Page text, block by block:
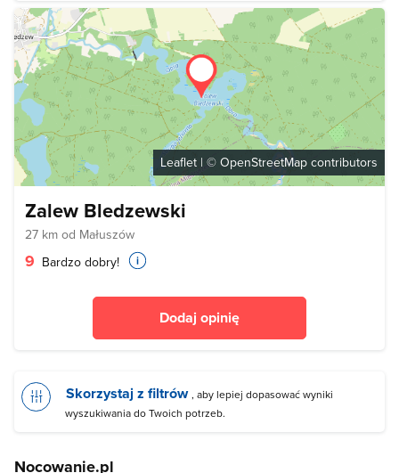
Leaflet | © OpenStreetMap contributors
Zalew Bledzewski
27 km od Małuszów
9 Bardzo dobry!
Dodaj opinię
Skorzystaj z filtrów , aby lepiej dopasować wyniki
wyszukiwania do Twoich potrzeb.
Nocowanie.pl